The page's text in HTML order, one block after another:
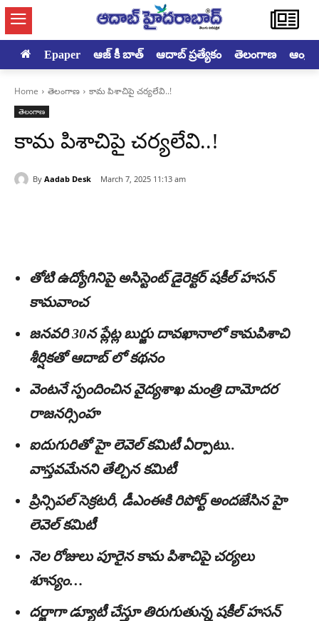
Epaper ఆజ్ కీ బాత్ ఆదాబ్ ప్రత్యేకం తెలంగాణ
Home తెలంగాణ కామ పిశాచిపై చర్యలేవి..!
తెలంగాణ
కామ పిశాచిపై చర్యలేవి..!
By Aadab Desk March 7, 2025 11:13 am
తోటి ఉద్యోగినిపై అసిస్టెంట్‌ డైరెక్టర్‌ షకీల్‌ హసన్‌
కామవాంచ
జనవరి 30న ప్లేట్ల బుర్జు దావఖానాలో కామపిశాచి
శీర్షికతో ఆదాబ్‌ లో కథనం
వెంటనే స్పందించిన వైద్యశాఖ మంత్రి దామోదర
రాజనర్సింహ
ఐదుగురితో హై లెవెల్‌ కమిటీ ఏర్పాటు..
వాస్తవమేనని తేల్చిన కమిటీ
ప్రిన్సిపల్‌ సెక్రటరీ, డీఎంఈకి రిపోర్ట్‌ అందజేసిన హై
లెవెల్‌ కమిటీ
నెల రోజులు పూరైన కామ పిశాచిపై చర్యలు
శూన్యం…
దర్జాగా డ్యూటీ చేస్తూ తిరుగుతున్న షకీల్‌ హసన్‌